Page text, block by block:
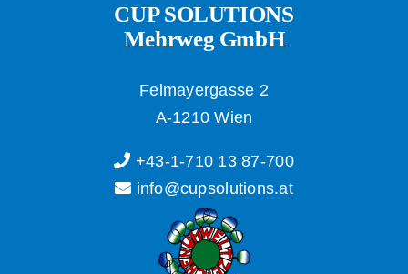
CUP SOLUTIONS
Mehrweg GmbH
Felmayergasse 2
A-1210 Wien
+43-1-710 13 87-700
info@cupsolutions.at